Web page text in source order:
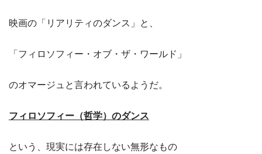
映画の「リアリティのダンス」と、
「フィロソフィー・オブ・ザ・ワールド」
のオマージュと言われているようだ。
フィロソフィー（哲学）のダンス
という、現実には存在しない無形なもの